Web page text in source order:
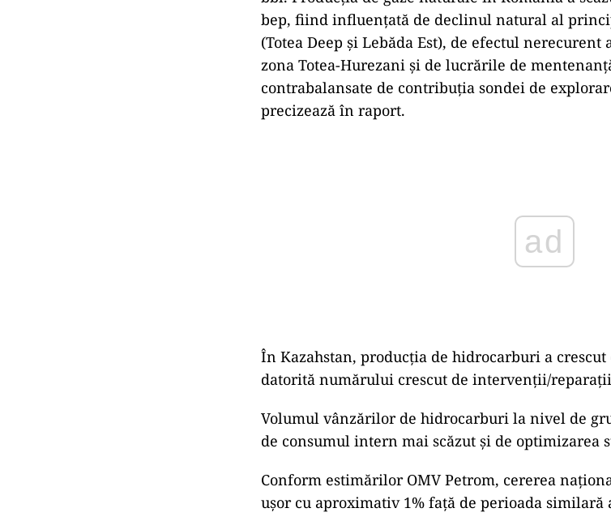
bep, fiind influenţată de declinul natural al
(Totea Deep şi Lebăda Est), de efectul
zona Totea-Hurezani şi de lucrările de
contrabalansate de contribuţia sondei de
precizează în raport.
ad
În Kazahstan, producţia de hidrocarburi a crescut
datorită numărului crescut de intervenţii/
Volumul vânzărilor de hidrocarburi la nivel de
de consumul intern mai scăzut şi de optimizarea
Conform estimărilor OMV Petrom, cererea
uşor cu aproximativ 1% faţă de perioada similară